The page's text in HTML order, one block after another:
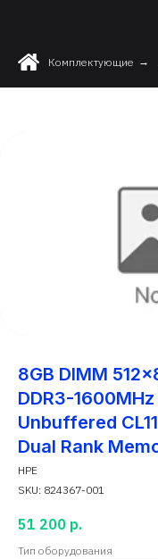
Комплектующие →
8GB DIMM
DDR3-
Unbuffered
Dual Rank
HPE
SKU: 824367-001
51 200 р.
Тип оборудования